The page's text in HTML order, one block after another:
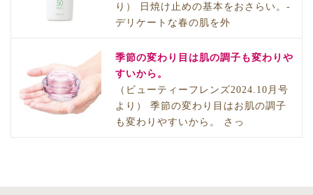
り） 日焼け止めの基本をおさらい。-
デリケートな春の肌を外
季節の変わり目は肌の調子も変わりや
すいから。
（ビューティーフレンズ2024.10月号
より） 季節の変わり目はお肌の調子
も変わりやすいから。 さっ